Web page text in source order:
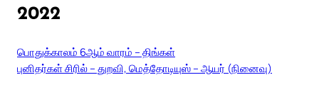
2022
பொதுக்காலம் 6ஆம் வாரம் – திங்கள்
புனிதர்கள் சிரில் – துறவி, மெத்தோடியுஸ் – ஆயர் (நினைவு)